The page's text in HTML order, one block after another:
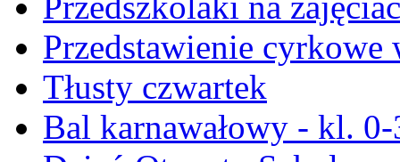
Przedstawienie cyrkowe
Tłusty czwartek
Bal karnawałowy - kl.